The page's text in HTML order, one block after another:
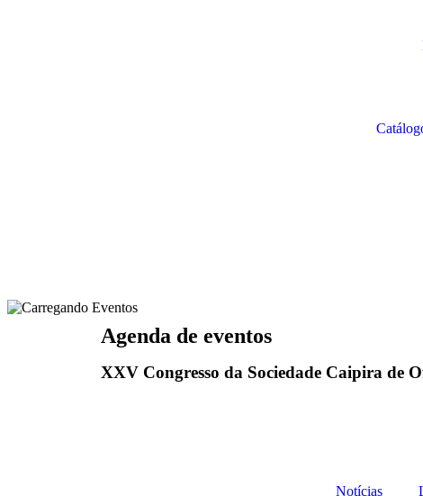
Agenda de eventos
XXV Congresso da Sociedade Caipira de
Notícias